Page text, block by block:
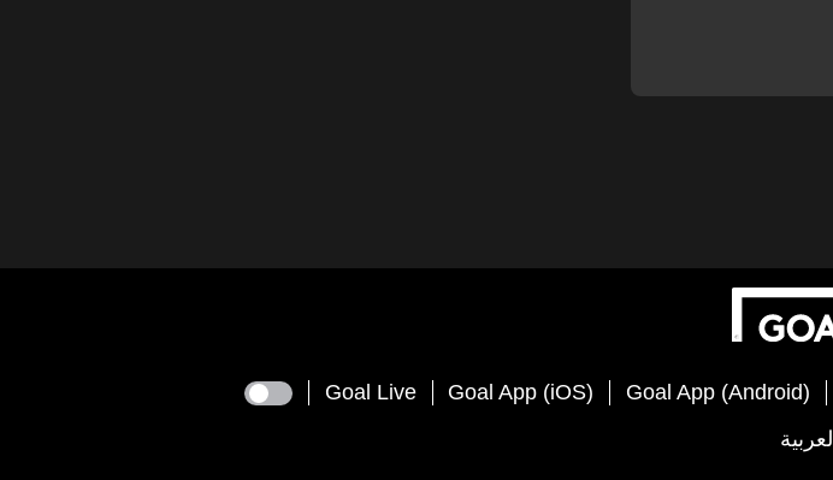
Goal App (Android)
Goal App (iOS)
Goal Live
العربية